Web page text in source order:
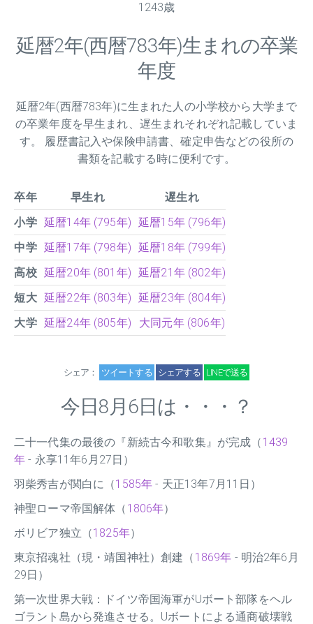
1243歳
延暦2年(西暦783年)生まれの卒業
年度
延暦2年(西暦783年)に生まれた人の小学校から大学まで
の卒業年度を早生まれ、遅生まれそれぞれ記載していま
す。 履歴書記入や保険申請書、確定申告などの役所の
書類を記載する時に便利です。
卒年 早生れ
遅生れ
小学 延暦14年 (795年) 延暦15年 (796年)
中学 延暦17年 (798年) 延暦18年 (799年)
高校 延暦20年 (801年) 延暦21年 (802年)
短大 延暦22年 (803年) 延暦23年 (804年)
大学 延暦24年 (805年) 大同元年 (806年)
シェア： ツイートする シェアする LINEで送る
今日8月6日は・・・？
二十一代集の最後の『新続古今和歌集』が完成（ 1439
年 - 永享11年6月27日）
羽柴秀吉が関白に（1585年 - 天正13年7月11日）
神聖ローマ帝国解体（ 1806年）
ボリビア独立（1825年）
東京招魂社（現・靖国神社）創建（ 1869年 - 明治2年6月
29日）
第一次世界大戦：ドイツ帝国海軍がUボート部隊をヘル
ゴラント島から発進させる。Uボートによる通商破壊戦